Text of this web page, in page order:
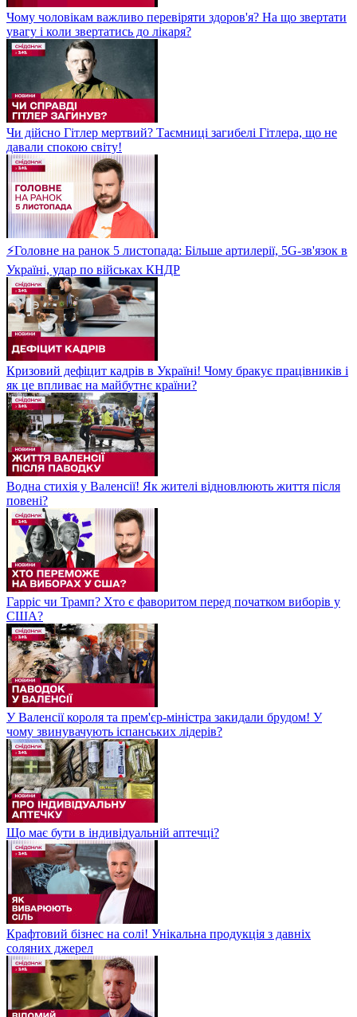
Чому чоловікам важливо перевіряти здоров'я? На що звертати
увагу і коли звертатись до лікаря?
Чи дійсно Гітлер мертвий? Таємниці загибелі Гітлера, що не
давали спокою світу!
⚡Головне на ранок 5 листопада: Більше артилерії, 5G-зв'язок в
Україні, удар по військах КНДР
Кризовий дефіцит кадрів в Україні! Чому бракує працівників і
як це впливає на майбутнє країни?
Водна стихія у Валенсії! Як жителі відновлюють життя після
повені?
Гарріс чи Трамп? Хто є фаворитом перед початком виборів у
США?
У Валенсії короля та прем'єр-міністра закидали брудом! У
чому звинувачують іспанських лідерів?
Що має бути в індивідуальній аптечці?
Крафтовий бізнес на солі! Унікальна продукція з давніх
соляних джерел